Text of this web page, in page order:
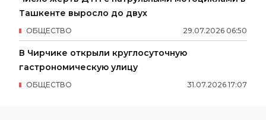
Ташкенте выросло до двух
29.07.2026 06:50
ОБЩЕСТВО
В Чирчике открыли круглосуточную
гастрономическую улицу
31.07.2026 17:07
ОБЩЕСТВО